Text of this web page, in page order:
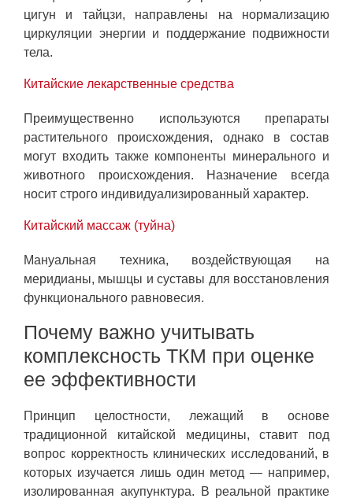
цигун и тайцзи, направлены на нормализацию
циркуляции энергии и поддержание подвижности
тела.
Китайские лекарственные средства
Преимущественно используются препараты
растительного происхождения, однако в состав
могут входить также компоненты минерального и
животного происхождения. Назначение всегда
носит строго индивидуализированный характер.
Китайский массаж (туйна)
Мануальная техника, воздействующая на
меридианы, мышцы и суставы для восстановления
функционального равновесия.
Почему важно учитывать
комплексность ТКМ при оценке
ее эффективности
Принцип целостности, лежащий в основе
традиционной китайской медицины, ставит под
вопрос корректность клинических исследований, в
которых изучается лишь один метод — например,
изолированная акупунктура. В реальной практике